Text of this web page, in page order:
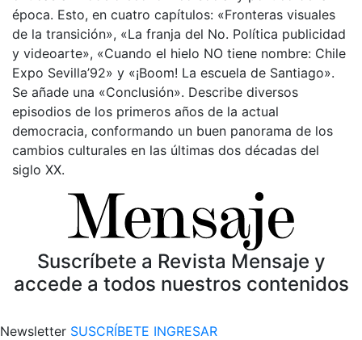
época. Esto, en cuatro capítulos: «Fronteras visuales
de la transición», «La franja del No. Política publicidad
y videoarte», «Cuando el hielo NO tiene nombre: Chile
Expo Sevilla’92» y «¡Boom! La escuela de Santiago».
Se añade una «Conclusión». Describe diversos
episodios de los primeros años de la actual
democracia, conformando un buen panorama de los
cambios culturales en las últimas dos décadas del
siglo XX.
Suscríbete a Revista Mensaje y
accede a todos nuestros contenidos
Newsletter SUSCRÍBETE INGRESAR